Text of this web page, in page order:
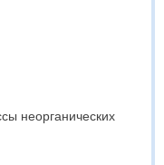
неорганических